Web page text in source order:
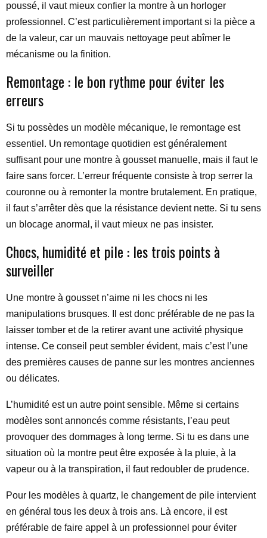
poussé, il vaut mieux confier la montre à un horloger
professionnel. C’est particulièrement important si la pièce a
de la valeur, car un mauvais nettoyage peut abîmer le
mécanisme ou la finition.
Remontage : le bon rythme pour éviter les
erreurs
Si tu possèdes un modèle mécanique, le remontage est
essentiel. Un remontage quotidien est généralement
suffisant pour une montre à gousset manuelle, mais il faut le
faire sans forcer. L’erreur fréquente consiste à trop serrer la
couronne ou à remonter la montre brutalement. En pratique,
il faut s’arrêter dès que la résistance devient nette. Si tu sens
un blocage anormal, il vaut mieux ne pas insister.
Chocs, humidité et pile : les trois points à
surveiller
Une montre à gousset n’aime ni les chocs ni les
manipulations brusques. Il est donc préférable de ne pas la
laisser tomber et de la retirer avant une activité physique
intense. Ce conseil peut sembler évident, mais c’est l’une
des premières causes de panne sur les montres anciennes
ou délicates.
L’humidité est un autre point sensible. Même si certains
modèles sont annoncés comme résistants, l’eau peut
provoquer des dommages à long terme. Si tu es dans une
situation où la montre peut être exposée à la pluie, à la
vapeur ou à la transpiration, il faut redoubler de prudence.
Pour les modèles à quartz, le changement de pile intervient
en général tous les deux à trois ans. Là encore, il est
préférable de faire appel à un professionnel pour éviter